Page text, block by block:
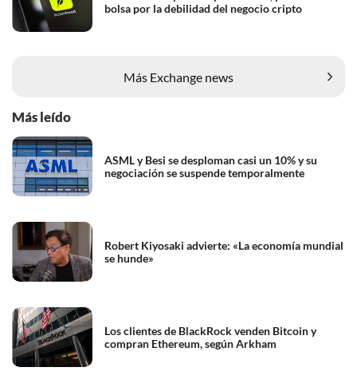
bolsa por la debilidad del negocio cripto
Más Exchange news
Más leído
ASML y Besi se desploman casi un 10% y su
negociación se suspende temporalmente
Robert Kiyosaki advierte: «La economía mundial
se hunde»
Los clientes de BlackRock venden Bitcoin y
compran Ethereum, según Arkham